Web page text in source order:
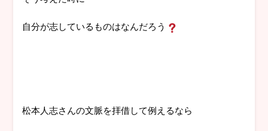
自分が志しているものはなんだろう
松本人志さんの文脈を拝借して例えるなら